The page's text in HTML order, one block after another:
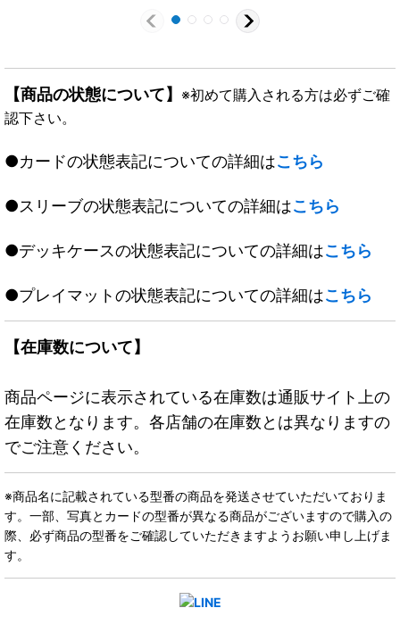
【商品の状態について】 ※初めて購入される方は必ずご確
認下さい。
●カードの状態表記についての詳細はこちら
●スリーブの状態表記についての詳細はこちら
●デッキケースの状態表記についての詳細はこちら
●プレイマットの状態表記についての詳細はこちら
【在庫数について】
商品ページに表示されている在庫数は通販サイト上の
在庫数となります。各店舗の在庫数とは異なりますの
でご注意ください。
※商品名に記載されている型番の商品を発送させていただいておりま
す。一部、写真とカードの型番が異なる商品がございますので購入の
際、必ず商品の型番をご確認していただきますようお願い申し上げま
す。